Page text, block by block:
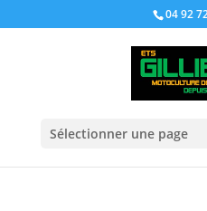
04 92
Sélectionner une page